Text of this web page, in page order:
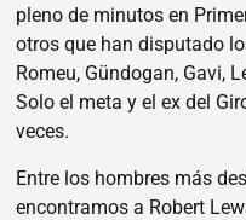
pleno de minutos en
otros que han disputado
Romeu, Gündogan, Gavi,
Solo el meta y el ex del
veces.
Entre los hombres más
encontramos a Robert